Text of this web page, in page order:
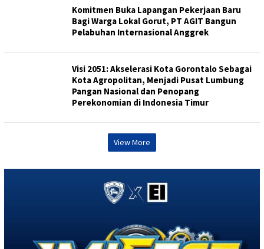
Komitmen Buka Lapangan Pekerjaan Baru
Bagi Warga Lokal Gorut, PT AGIT Bangun
Pelabuhan Internasional Anggrek
Visi 2051: Akselerasi Kota Gorontalo Sebagai
Kota Agropolitan, Menjadi Pusat Lumbung
Pangan Nasional dan Penopang
Perekonomian di Indonesia Timur
View More